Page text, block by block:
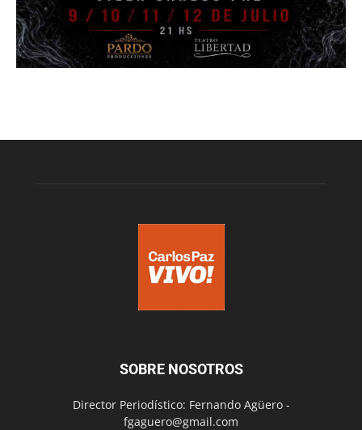
SOBRE NOSOTROS
Director Periodístico: Fernando Agüero -
fgaguero@gmail.com